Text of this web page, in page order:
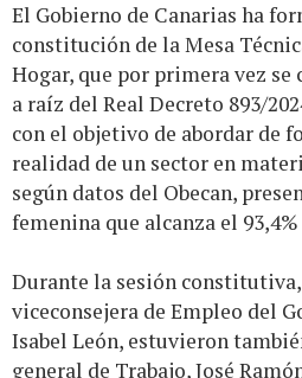
El Gobierno de Canarias ha
constitución de la Mesa
Hogar, que por primera vez se
a raíz del Real Decreto 893/
con el objetivo de abordar de
realidad de un sector en
según datos del Obecan,
femenina que alcanza el
Durante la sesión
viceconsejera de Empleo del
Isabel León, estuvieron
general de Trabajo, José